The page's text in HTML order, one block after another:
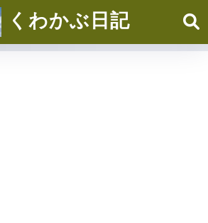
くわかぶ日記